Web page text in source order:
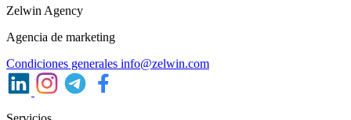
Zelwin Agency
Agencia de marketing
Condiciones generales info@zelwin.com